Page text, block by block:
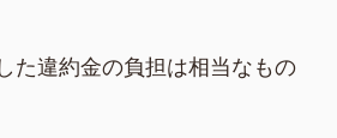
た違約金の負担は相当なもの